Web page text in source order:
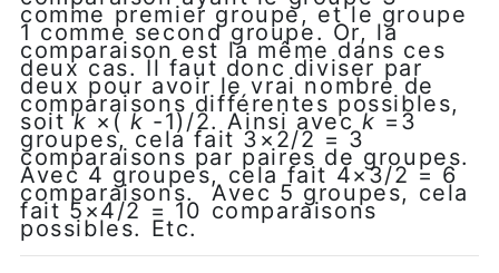
comme premier groupe, et le groupe
1 comme second groupe. Or, la
comparaison est la même dans ces
deux cas. Il faut donc diviser par
deux pour avoir le vrai nombre de
comparaisons différentes possibles,
soitk×(k -1)/2. Ainsi aveck =3
groupes, cela fait 3×2/2 = 3
comparaisons par paires de groupes.
Avec 4 groupes, cela fait 4×3/2 = 6
comparaisons. Avec 5 groupes, cela
fait 5×4/2 = 10 comparaisons
possibles. Etc.